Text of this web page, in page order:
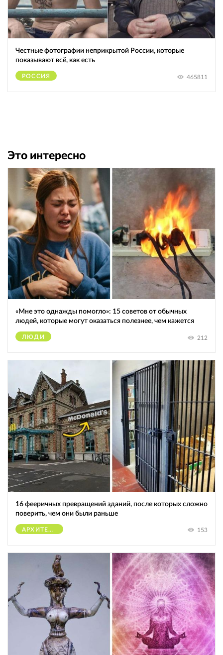
Честные фотографии неприкрытой России, которые
показывают всё, как есть
РОССИЯ 465811
Это интересно
«Мне это однажды помогло»: 15 советов от обычных
людей, которые могут оказаться полезнее, чем кажется
ЛЮДИ 212
16 фееричных превращений зданий, после которых сложно
поверить, чем они были раньше
АРХИТЕКТУРА 153